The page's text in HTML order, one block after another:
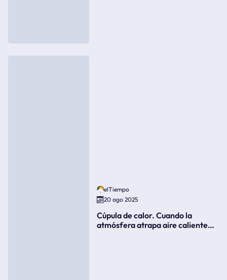
elTiempo
20 ago 2025
Cúpula de calor. Cuando la
atmósfera atrapa aire caliente